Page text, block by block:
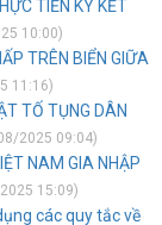
TIỄN KÝ KẾT
10:00)
TRÊN BIỂN GIỮA
11:16)
TỐ TỤNG DÂN
2025 09:04)
NAM GIA NHẬP
15:09)
các quy tắc về